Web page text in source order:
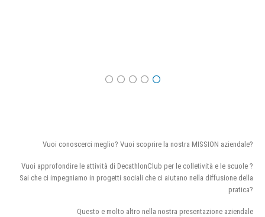
Vuoi conoscerci meglio? Vuoi scoprire la nostra MISSION aziendale?
Vuoi approfondire le attività di DecathlonClub per le colletività e le scuole ?
Sai che ci impegniamo in progetti sociali che ci aiutano nella diffusione della
pratica?
Questo e molto altro nella nostra presentazione aziendale